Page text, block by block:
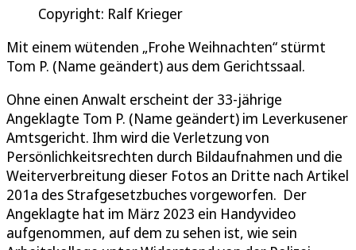
Copyright: Ralf Krieger
Mit einem wütenden „Frohe Weihnachten“ stürmt
Tom P. (Name geändert) aus dem Gerichtssaal.
Ohne einen Anwalt erscheint der 33-jährige
Angeklagte Tom P. (Name geändert) im Leverkusener
Amtsgericht. Ihm wird die Verletzung von
Persönlichkeitsrechten durch Bildaufnahmen und die
Weiterverbreitung dieser Fotos an Dritte nach Artikel
201a des Strafgesetzbuches vorgeworfen. Der
Angeklagte hat im März 2023 ein Handyvideo
aufgenommen, auf dem zu sehen ist, wie sein